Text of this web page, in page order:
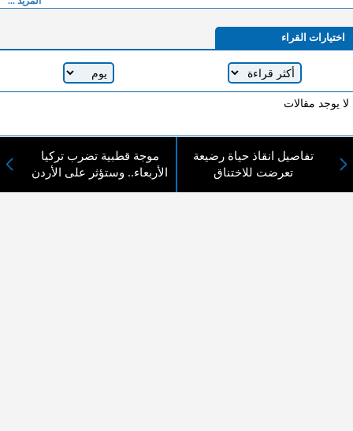
اختيارات القراء
لا يوجد مقالات
تفاصيل انقاذ حياة رضيعة
تعرضت للاختناق
موجة قطبية تضرب تركيا
الأربعاء.. وستؤثر على الأردن
لا مانع من الإقتباس وإعادة النشر شريط ذكر المصدر ( المدينة نيوز ) - الآراء والتعليقات
المنشورة تعبر عن رأي أصحابها فقط